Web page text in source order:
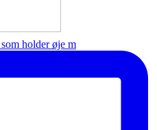
holder øje m